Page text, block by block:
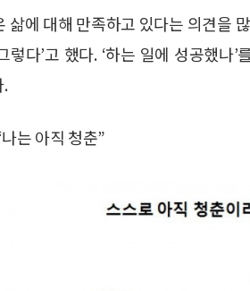
삶에 대해 만족하고 있다는 의견을
렇다’고 했다. ‘하는 일에 성공했나
.
는 아직 청춘”